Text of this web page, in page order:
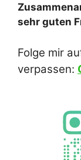
sehr guten
Folge mir
verpassen: